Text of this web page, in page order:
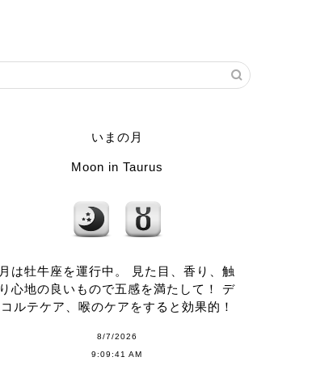
いまの月
Moon in Taurus
月は牡牛座を運行中。 見た目、香り、触
り心地の良いもので五感を満たして！ デ
コルテケア、喉のケアをすると効果的！
8/7/2026
9:09:41 AM